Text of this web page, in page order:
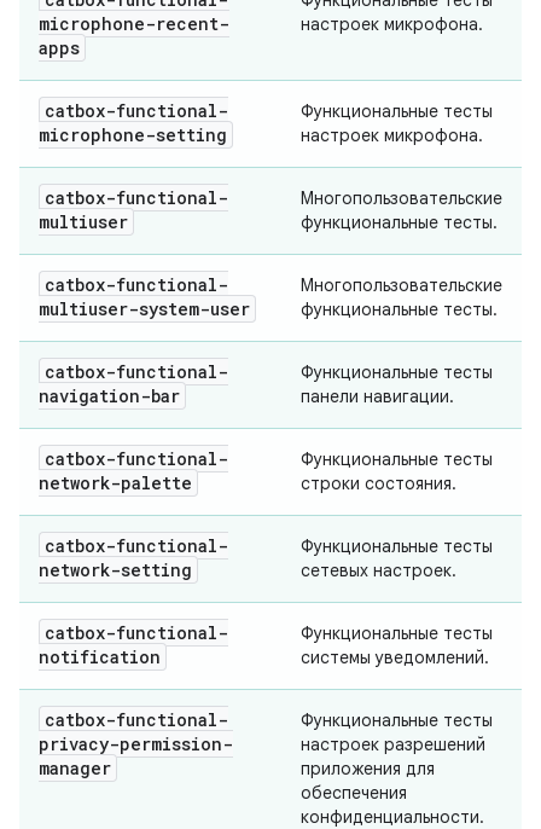
microphone-recent-
apps
настроек микрофона.
catbox-functional-
microphone-setting
Функциональные тесты
настроек микрофона.
catbox-functional-
multiuser
Многопользовательские
функциональные тесты.
catbox-functional-
multiuser-system-user
Многопользовательские
функциональные тесты.
catbox-functional-
navigation-bar
Функциональные тесты
панели навигации.
catbox-functional-
network-palette
Функциональные тесты
строки состояния.
catbox-functional-
network-setting
Функциональные тесты
сетевых настроек.
catbox-functional-
notification
Функциональные тесты
системы уведомлений.
catbox-functional-
privacy-permission-
manager
Функциональные тесты
настроек разрешений
приложения для
обеспечения
конфиденциальности.